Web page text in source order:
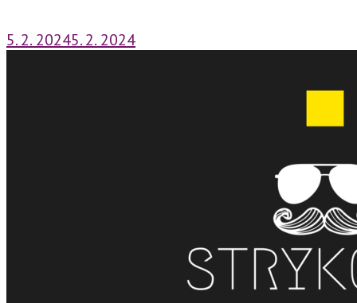
5. 2. 20245. 2. 2024